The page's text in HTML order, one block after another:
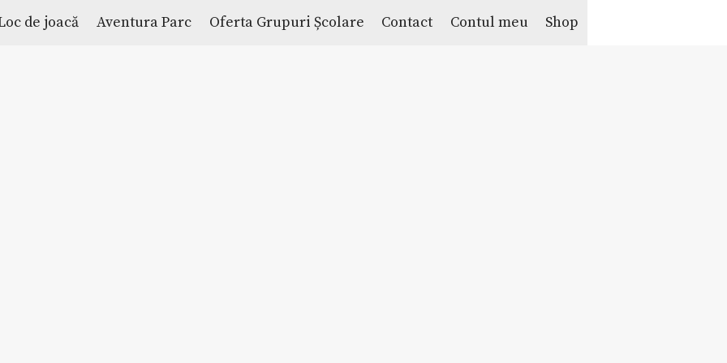
de joacă Aventura Parc Oferta Grupuri Școlare Contact Contul meu Shop